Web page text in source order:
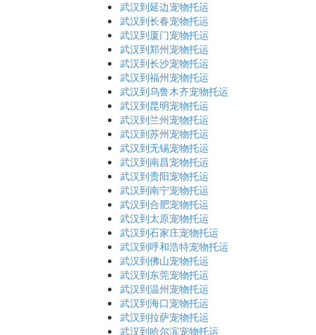
武汉到延边宠物托运
武汉到长春宠物托运
武汉到厦门宠物托运
武汉到郑州宠物托运
武汉到长沙宠物托运
武汉到福州宠物托运
武汉到乌鲁木齐宠物托运
武汉到昆明宠物托运
武汉到兰州宠物托运
武汉到苏州宠物托运
武汉到无锡宠物托运
武汉到南昌宠物托运
武汉到贵阳宠物托运
武汉到南宁宠物托运
武汉到合肥宠物托运
武汉到太原宠物托运
武汉到石家庄宠物托运
武汉到呼和浩特宠物托运
武汉到佛山宠物托运
武汉到东莞宠物托运
武汉到温州宠物托运
武汉到海口宠物托运
武汉到拉萨宠物托运
武汉到哈尔滨宠物托运